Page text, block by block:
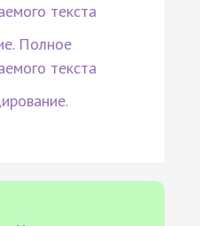
текста
Полное
текста